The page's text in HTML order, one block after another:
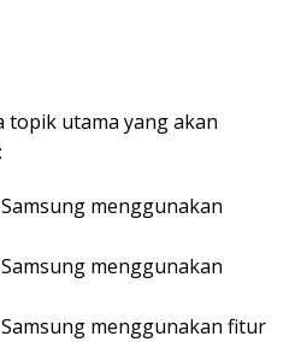
topik utama yang akan
menggunakan
menggunakan
menggunakan fitur